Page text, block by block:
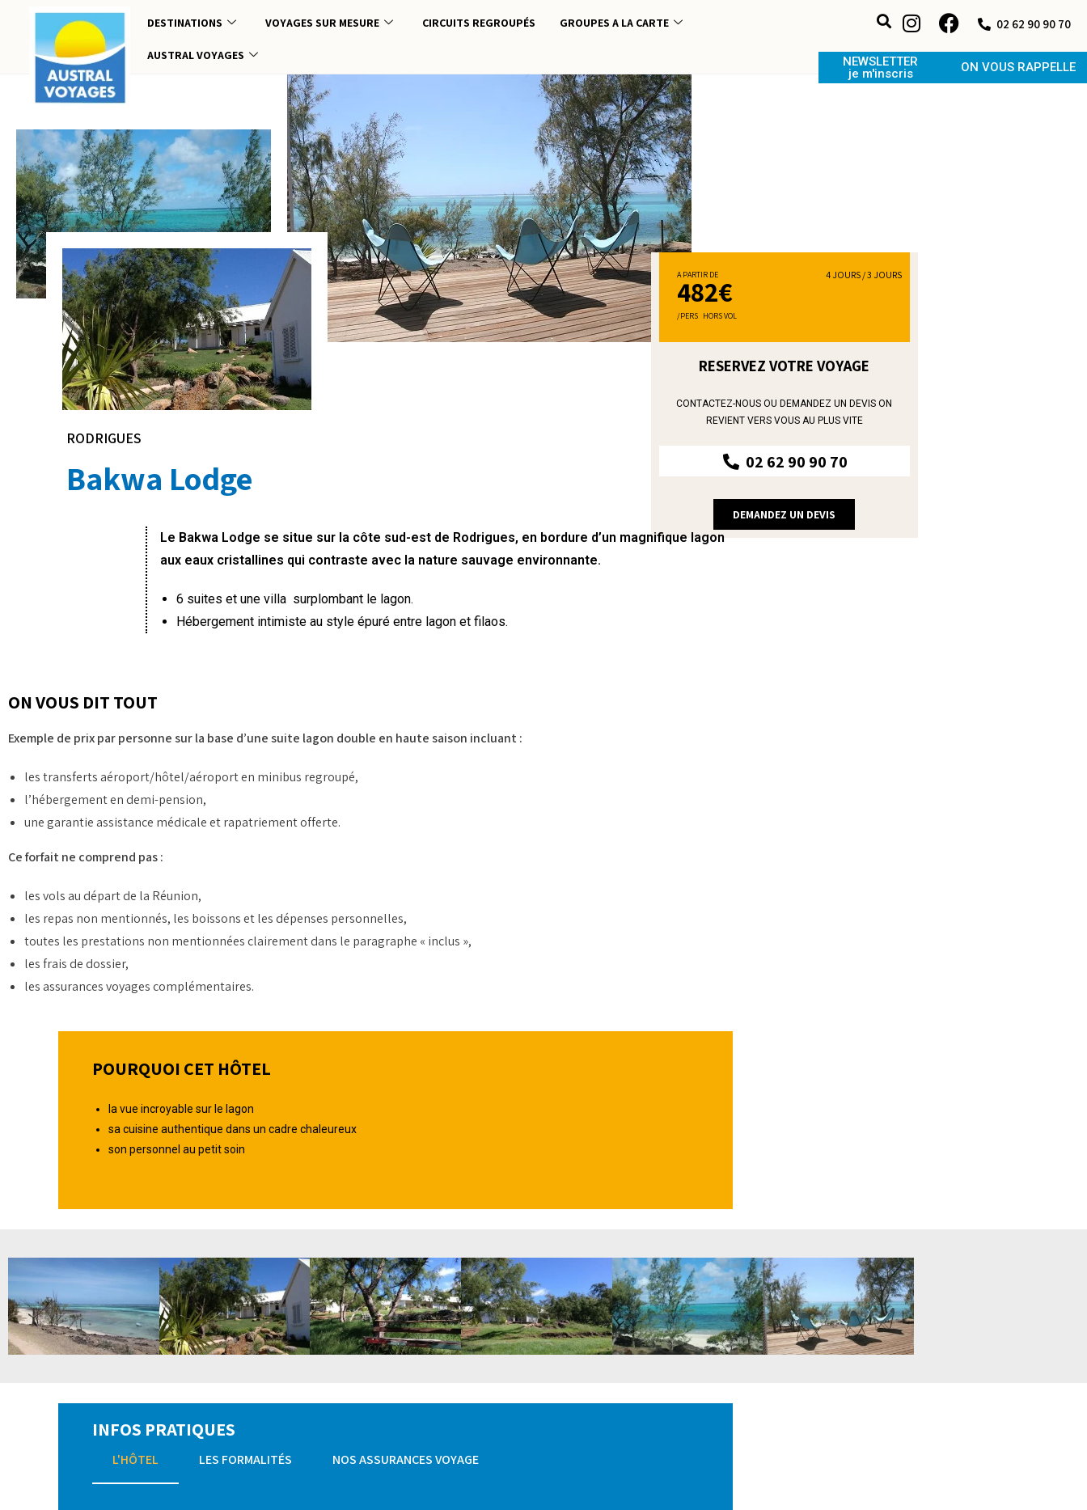
DESTINATIONS VOYAGES SUR MESURE CIRCUITS REGROUPÉS GROUPES A LA CARTE
AUSTRAL VOYAGES
02 62 90 90 70
NEWSLETTER
je m'inscris
ON VOUS RAPPELLE
A PARTIR DE
482€
/PERS HORS VOL
4 JOURS / 3 JOURS
RESERVEZ VOTRE VOYAGE
CONTACTEZ-NOUS OU DEMANDEZ UN DEVIS ON
REVIENT VERS VOUS AU PLUS VITE
02 62 90 90 70
DEMANDEZ UN DEVIS
RODRIGUES
Bakwa Lodge
Le Bakwa Lodge se situe sur la côte sud-est de Rodrigues, en bordure d’un magnifique lagon
aux eaux cristallines qui contraste avec la nature sauvage environnante.
6 suites et une villa surplombant le lagon.
Hébergement intimiste au style épuré entre lagon et filaos.
ON VOUS DIT TOUT
Exemple de prix par personne sur la base d’une suite lagon double en haute saison incluant :
les transferts aéroport/hôtel/aéroport en minibus regroupé,
l’hébergement en demi-pension,
une garantie assistance médicale et rapatriement offerte.
Ce forfait ne comprend pas :
les vols au départ de la Réunion,
les repas non mentionnés, les boissons et les dépenses personnelles,
toutes les prestations non mentionnées clairement dans le paragraphe « inclus »,
les frais de dossier,
les assurances voyages complémentaires.
POURQUOI CET HÔTEL
la vue incroyable sur le lagon
sa cuisine authentique dans un cadre chaleureux
son personnel au petit soin
INFOS PRATIQUES
L'HÔTEL LES FORMALITÉS NOS ASSURANCES VOYAGE